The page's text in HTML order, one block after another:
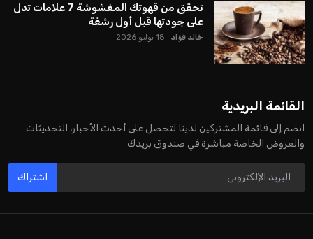
تحقق من قهوتك المغشوشة 7 علامات تدل
على جودتها قبل أول رشفة
خالد فؤاد 18 يوليو 2026
القائمة البريدية
انضم إلى قائمة المشتركين لدينا لتحصل على أحدث الأخبار، التحديثات
والعروض الخاصة مباشرة في صندوق بريدك
اشتراك